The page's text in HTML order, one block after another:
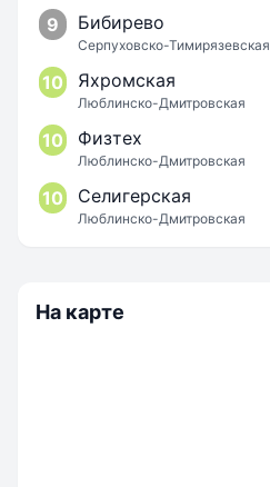
9 Бибирево
Серпуховско-Тимирязевская
10 Яхромская
Люблинско-Дмитровская
10 Физтех
Люблинско-Дмитровская
10 Селигерская
Люблинско-Дмитровская
На карте